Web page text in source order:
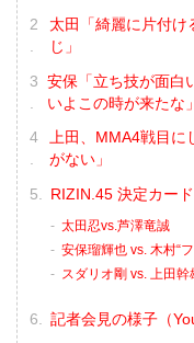
太田「綺麗に片付け
じ」
安保「立ち技が面白
いよこの時が来たな」
上田、MMA4戦目
がない」
RIZIN.45 決定カー
太田忍vs.芦澤竜誠
安保瑠輝也 vs. 木村“
スダリオ剛 vs. 上田幹
記者会見の様子（